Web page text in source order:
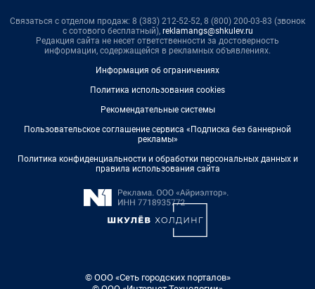
Связаться с отделом продаж: 8 (383) 212-52-52, 8 (800) 200-03-83 (звонок
с сотового бесплатный), reklamangs@shkulev.ru
Редакция сайта не несет ответственности за достоверность
информации, содержащейся в рекламных объявлениях.
Информация об ограничениях
Политика использования cookies
Рекомендательные системы
Пользовательское соглашение сервиса «Подписка без баннерной
рекламы»
Политика конфиденциальности и обработки персональных данных и
правила использования сайта
© ООО «Сеть городских порталов»